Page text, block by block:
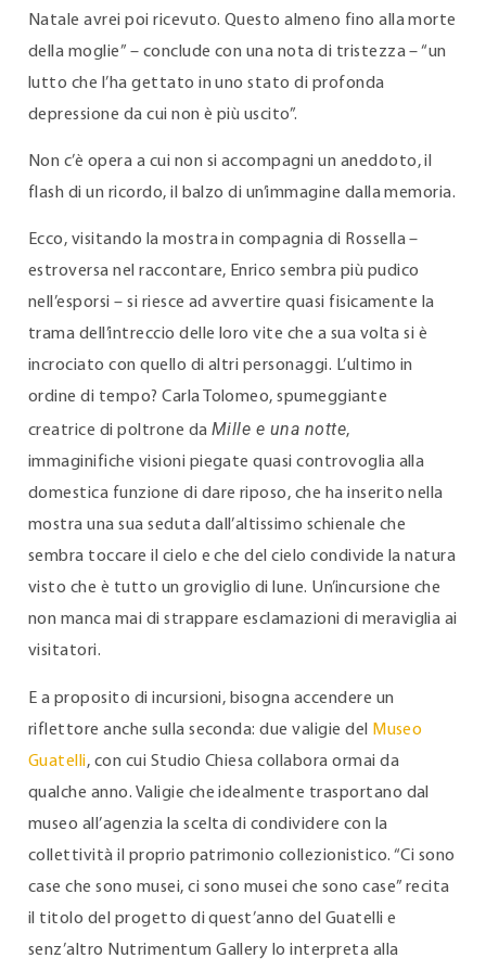
Natale avrei poi ricevuto. Questo almeno fino alla morte
della moglie” – conclude con una nota di tristezza – “un
lutto che l’ha gettato in uno stato di profonda
depressione da cui non è più uscito”.
Non c’è opera a cui non si accompagni un aneddoto, il
flash di un ricordo, il balzo di un’immagine dalla memoria.
Ecco, visitando la mostra in compagnia di Rossella –
estroversa nel raccontare, Enrico sembra più pudico
nell’esporsi – si riesce ad avvertire quasi fisicamente la
trama dell’intreccio delle loro vite che a sua volta si è
incrociato con quello di altri personaggi. L’ultimo in
ordine di tempo? Carla Tolomeo, spumeggiante
creatrice di poltrone da Mille e una notte,
immaginifiche visioni piegate quasi controvoglia alla
domestica funzione di dare riposo, che ha inserito nella
mostra una sua seduta dall’altissimo schienale che
sembra toccare il cielo e che del cielo condivide la natura
visto che è tutto un groviglio di lune. Un’incursione che
non manca mai di strappare esclamazioni di meraviglia ai
visitatori.
E a proposito di incursioni, bisogna accendere un
riflettore anche sulla seconda: due valigie del
Museo
Guatelli, con cui Studio Chiesa collabora ormai da
qualche anno. Valigie che idealmente trasportano dal
museo all’agenzia la scelta di condividere con la
collettività il proprio patrimonio collezionistico. “Ci sono
case che sono musei, ci sono musei che sono case” recita
il titolo del progetto di quest’anno del Guatelli e
senz’altro Nutrimentum Gallery lo interpreta alla